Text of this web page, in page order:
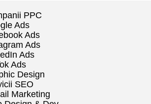
PPC
Ads
Ads
Ads
Ads
Ads
Design
SEO
Marketing